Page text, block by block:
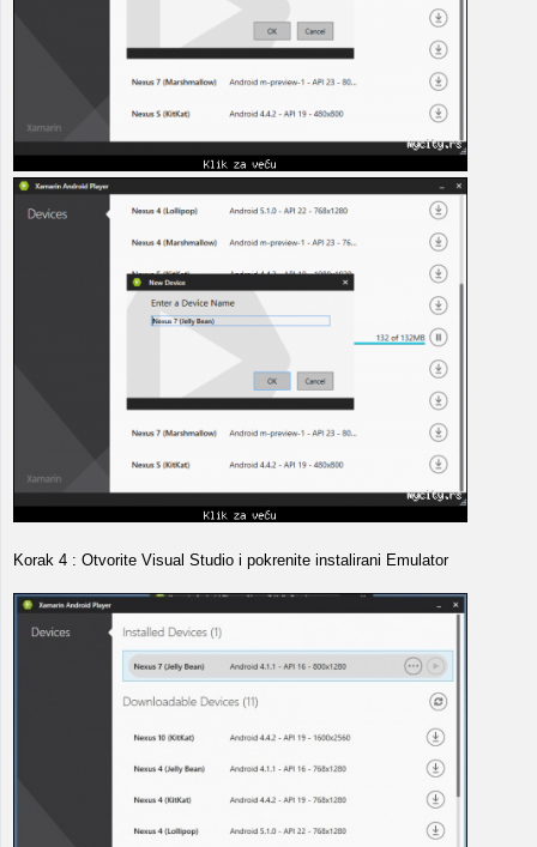
Korak 4 : Otvorite Visual Studio i pokrenite instalirani Emulator